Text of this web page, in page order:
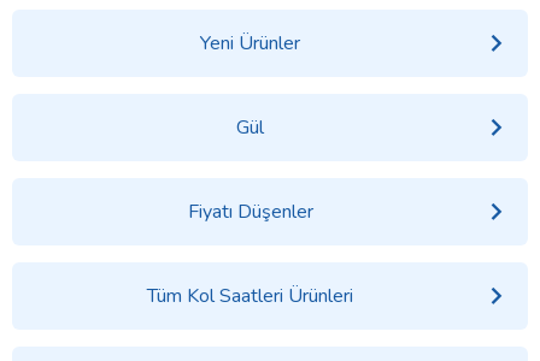
Yeni Ürünler
Gül
Fiyatı Düşenler
Tüm Kol Saatleri Ürünleri